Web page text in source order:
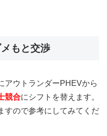
もと交渉
アウトランダーPHEVから
競合にシフトを替えます。
すので参考にしてみてくだ